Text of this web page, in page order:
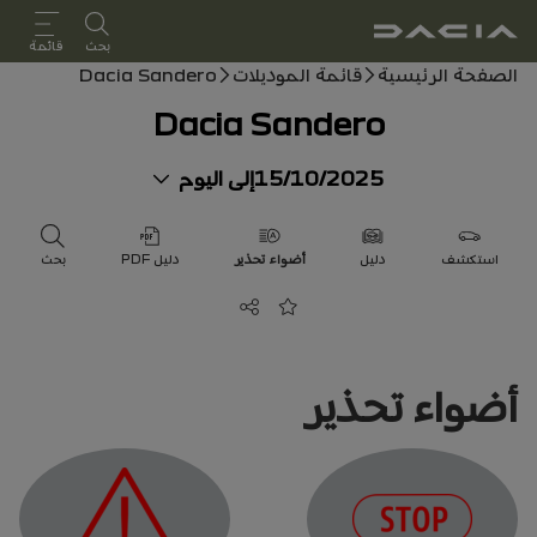
دليل المستخدم
بحث قائمة
مسار التنقل
الصفحة الرئيسية قائمة الموديلات Dacia Sandero
Dacia Sandero
15/10/2025إلى اليوم
استكشف دليل أضواء تحذير دليل PDF بحث
أضف إلى المفضلة
مشاركة
أضواء تحذير